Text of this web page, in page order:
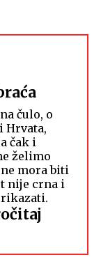
čulo, o
Hrvata,
čak i
želimo
mora biti
nije crna i